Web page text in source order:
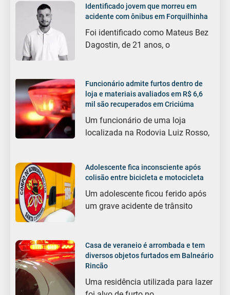
Identificado jovem que morreu em
acidente com ônibus em Forquilhinha
Foi identificado como Mateus Bez
Dagostin, de 21 anos, o
Funcionário admite furtos dentro de
loja e materiais avaliados em R$ 6,6
mil são recuperados em Criciúma
Um funcionário de uma loja
localizada na Rodovia Luiz Rosso,
Adolescente fica inconsciente após
colisão entre bicicleta e motocicleta
Um adolescente ficou ferido após
um grave acidente de trânsito
Casa de veraneio é arrombada e tem
diversos objetos furtados em Balneário
Rincão
Uma residência utilizada para lazer